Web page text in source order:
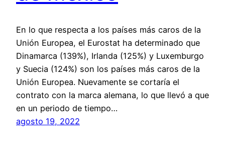
En lo que respecta a los países más caros de la
Unión Europea, el Eurostat ha determinado que
Dinamarca (139%), Irlanda (125%) y Luxemburgo
y Suecia (124%) son los países más caros de la
Unión Europea. Nuevamente se cortaría el
contrato con la marca alemana, lo que llevó a que
en un periodo de tiempo…
agosto 19, 2022